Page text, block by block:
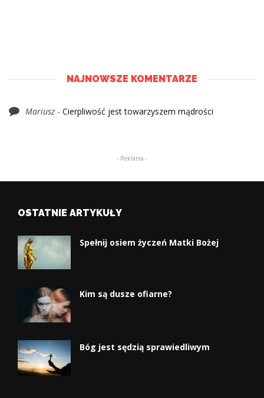
NAJNOWSZE KOMENTARZE
Mariusz - Cierpliwość jest towarzyszem mądrości
- Reklama -
OSTATNIE ARTYKUŁY
Spełnij osiem życzeń Matki Bożej
Kim są dusze ofiarne?
Bóg jest sędzią sprawiedliwym